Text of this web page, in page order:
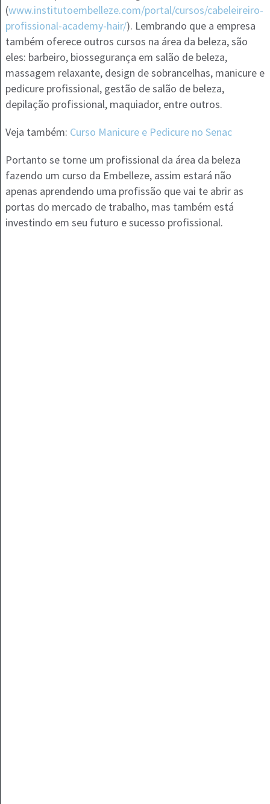
(www.institutoembelleze.com/portal/cursos/cabeleireiro-
profissional-academy-hair/). Lembrando que a empresa
também oferece outros cursos na área da beleza, são
eles: barbeiro, biossegurança em salão de beleza,
massagem relaxante, design de sobrancelhas, manicure e
pedicure profissional, gestão de salão de beleza,
depilação profissional, maquiador, entre outros.
Veja também: Curso Manicure e Pedicure no Senac
Portanto se torne um profissional da área da beleza
fazendo um curso da Embelleze, assim estará não
apenas aprendendo uma profissão que vai te abrir as
portas do mercado de trabalho, mas também está
investindo em seu futuro e sucesso profissional.